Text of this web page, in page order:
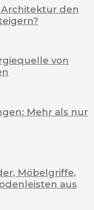
den
von
Mehr als nur
Möbelgriffe,
aus